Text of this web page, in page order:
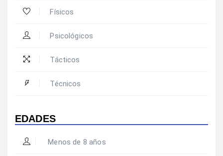
Físicos
Psicológicos
Tácticos
Técnicos
EDADES
Menos de 8 años